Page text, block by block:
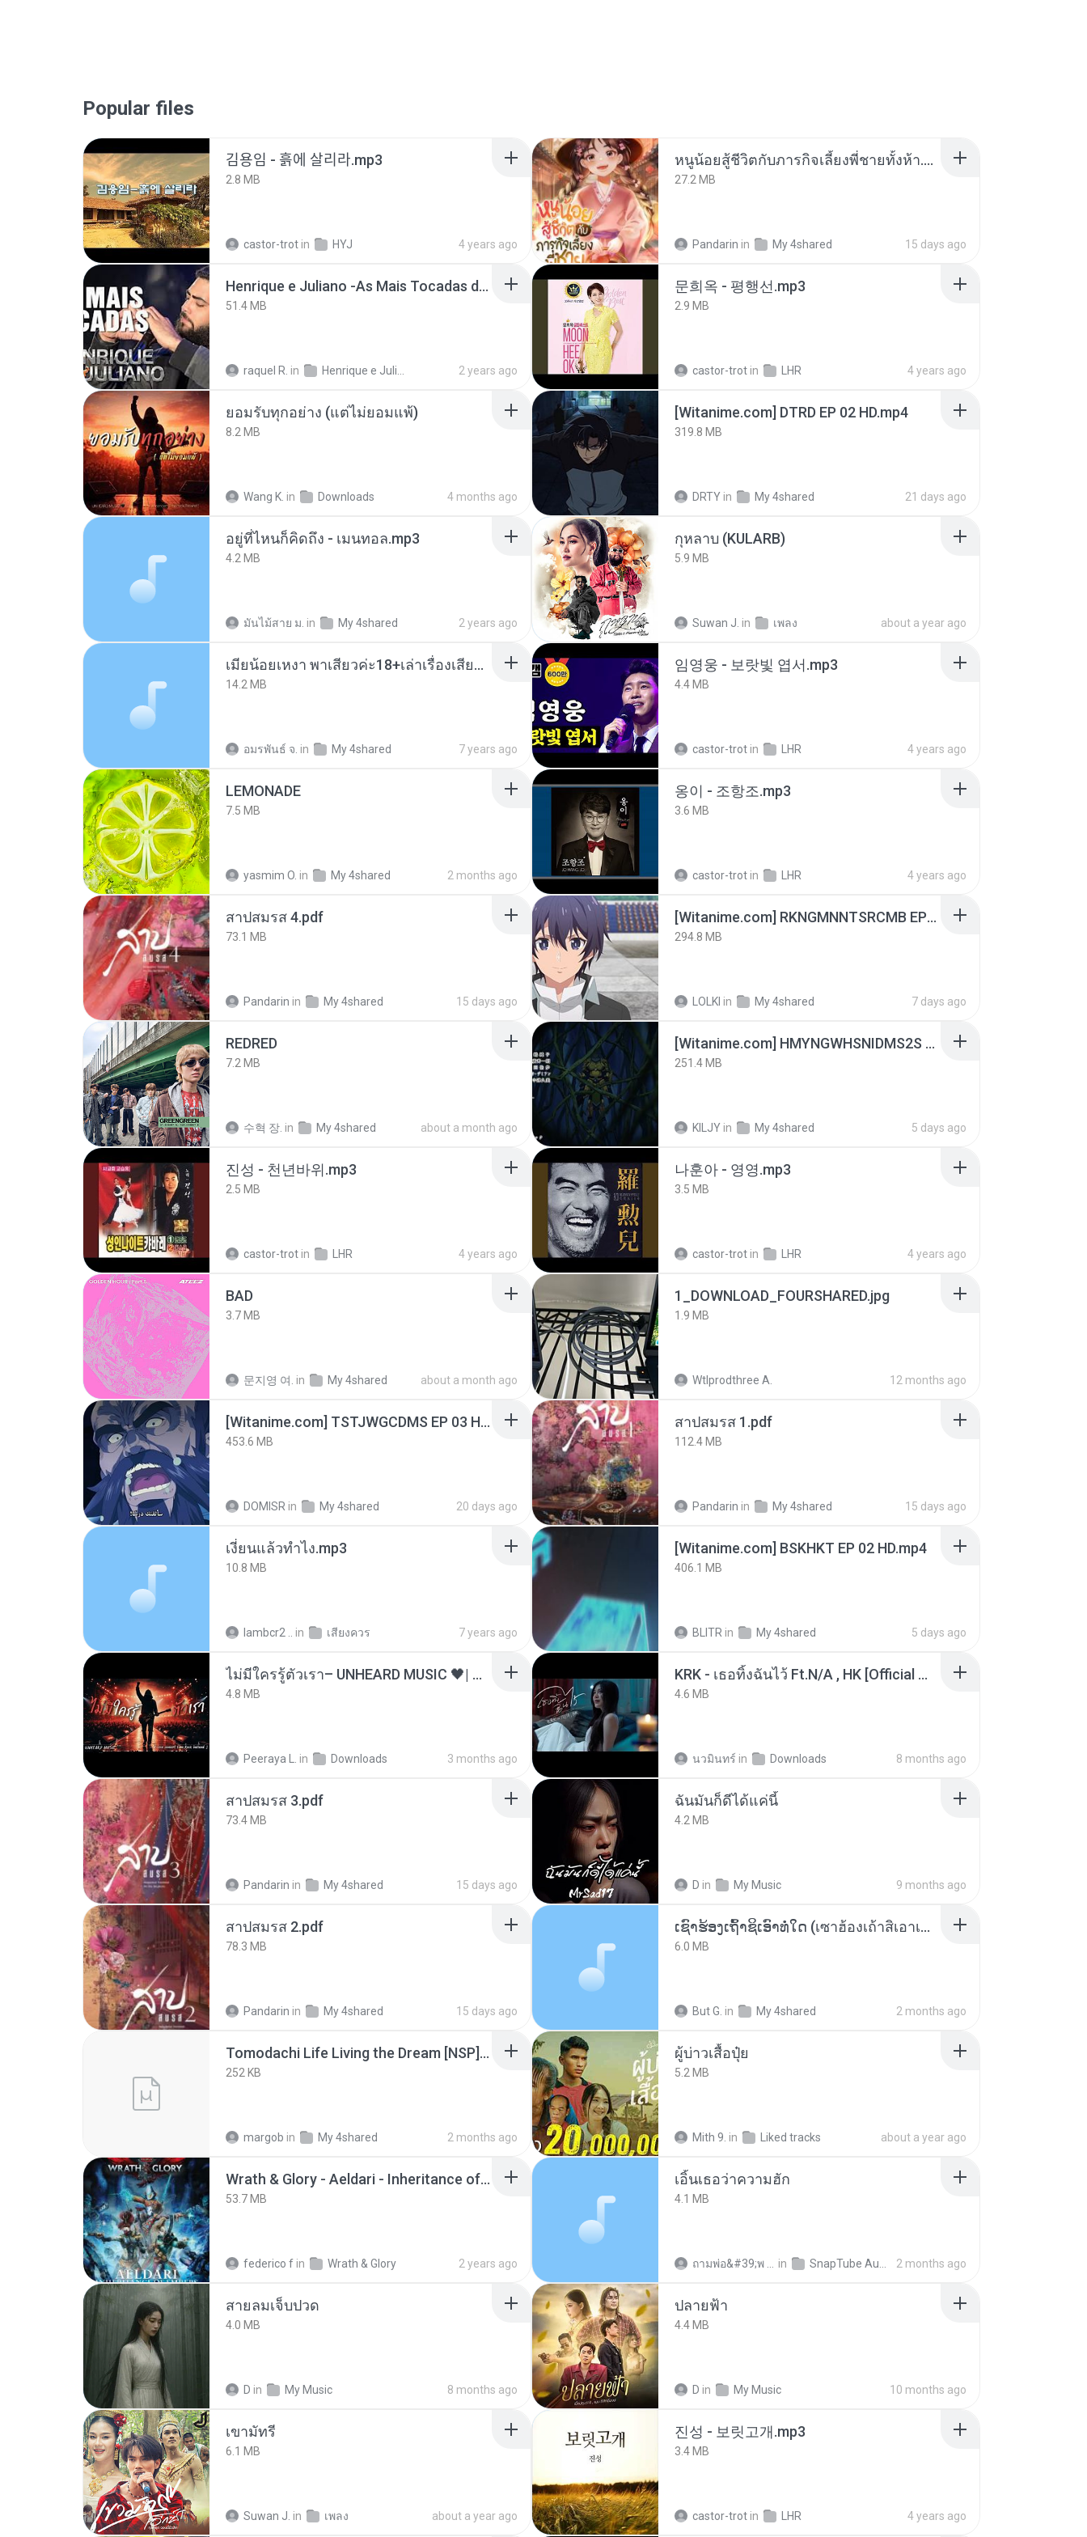
Popular files
김용임 - 흙에 살리라.mp3
2.8 MB
castor-trot in HYJ 4 years ago
หนูน้อยสู้ชีวิตกับภารกิจเลี้ยงพี่ชายทั้งห้า.pdf
27.2 MB
Pandarin in My 4shared 15 days ago
Henrique e Juliano -As Mais Tocadas do Henrique e Juliano 2021 -Top Sertanejo 2021,Cd Completo 2021
51.4 MB
raquel R. in 2 years ago
문희옥 - 평행선.mp3
2.9 MB
castor-trot in LHR 4 years ago
ยอมรับทุกอย่าง (แต่ไม่ยอมแพ้)
8.2 MB
Wang K. in Downloads 4 months ago
[Witanime.com] DTRD EP 02 HD.mp4
319.8 MB
DRTY in My 4shared 21 days ago
อยู่ที่ไหนก็คิดถึง - เมนทอล.mp3
4.2 MB
มันไม้สาย ม. in My 4shared 2 years ago
กุหลาบ (KULARB)
5.9 MB
Suwan J. in เพลง about a year ago
เมียน้อยเหงา พาเสียวค่ะ18+เล่าเรื่องเสียว.mp3
14.2 MB
อมรพันธ์ จ. in My 4shared 7 years ago
임영웅 - 보랏빛 엽서.mp3
4.4 MB
castor-trot in LHR 4 years ago
LEMONADE
7.5 MB
yasmim O. in My 4shared 2 months ago
옹이 - 조항조.mp3
3.6 MB
castor-trot in LHR 4 years ago
สาปสมรส 4.pdf
73.1 MB
Pandarin in My 4shared 15 days ago
[Witanime.com] RKNGMNNTSRCMB EP 06 HD.mp4
294.8 MB
LOLKI in My 4shared 7 days ago
REDRED
7.2 MB
수혁 장. in My 4shared about a month ago
[Witanime.com] HMYNGWHSNIDMS2S EP 05 HD.mp4
251.4 MB
KILJY in My 4shared 5 days ago
진성 - 천년바위.mp3
2.5 MB
castor-trot in LHR 4 years ago
나훈아 - 영영.mp3
3.5 MB
castor-trot in LHR 4 years ago
BAD
3.7 MB
문지영 여. in My 4shared about a month ago
1_DOWNLOAD_FOURSHARED.jpg
1.9 MB
Wtlprodthree A. 12 months ago
[Witanime.com] TSTJWGCDMS EP 03 HD.mp4
453.6 MB
DOMISR in My 4shared 20 days ago
สาปสมรส 1.pdf
112.4 MB
Pandarin in My 4shared 15 days ago
เงี่ยนแล้วทำไง.mp3
10.8 MB
lambcr2 .. in เสียงควร 7 years ago
[Witanime.com] BSKHKT EP 02 HD.mp4
406.1 MB
BLITR in My 4shared 5 days ago
ไม่มีใครรู้ตัวเรา– UNHEARD MUSIC 🖤| Official Lyric Video | เพลงสู้ชีวิต
4.8 MB
Peeraya L. in Downloads 3 months ago
KRK - เธอทิ้งฉันไว้ Ft.N/A , HK [Official MV]
4.6 MB
นวมินทร์ in Downloads 8 months ago
สาปสมรส 3.pdf
73.4 MB
Pandarin in My 4shared 15 days ago
ฉันมันก็ดีได้แค่นี้
4.2 MB
D in My Music 9 months ago
สาปสมรส 2.pdf
78.3 MB
Pandarin in My 4shared 15 days ago
ເຊົາຮ້ອງເຖົ້າຊິເອົາທໍ່ໃດ (เซาฮ้องเถ้าสิเอาเท่าใด) ບຸນເກີດ ຫນູຫ່ວງ ft. ໂສພາ ຈຸນທະລາ
6.0 MB
But G. in My 4shared 2 months ago
Tomodachi Life Living the Dream [NSP].torrent
252 KB
margob in My 4shared 2 months ago
ผู้บ่าวเสื้อปุ๋ย
5.2 MB
Mith 9. in Liked tracks about a year ago
Wrath & Glory - Aeldari - Inheritance of Embers.pdf
53.7 MB
federico f in Wrath & Glory 2 years ago
เอิ้นเธอว่าความฮัก
4.1 MB
in 2 months ago
สายลมเจ็บปวด
4.0 MB
D in My Music 8 months ago
ปลายฟ้า
4.4 MB
D in My Music 10 months ago
เขามัทรี
6.1 MB
Suwan J. in เพลง about a year ago
진성 - 보릿고개.mp3
3.4 MB
castor-trot in LHR 4 years ago